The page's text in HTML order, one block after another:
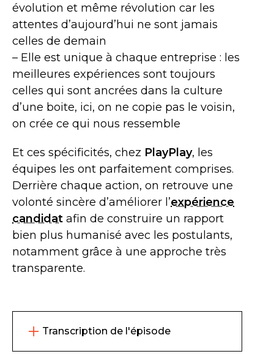
évolution et même révolution car les
attentes d’aujourd’hui ne sont jamais
celles de demain
– Elle est unique à chaque entreprise : les
meilleures expériences sont toujours
celles qui sont ancrées dans la culture
d’une boite, ici, on ne copie pas le voisin,
on crée ce qui nous ressemble
Et ces spécificités, chez PlayPlay, les
équipes les ont parfaitement comprises.
Derrière chaque action, on retrouve une
volonté sincère d’améliorer l’expérience
candidat afin de construire un rapport
bien plus humanisé avec les postulants,
notamment grâce à une approche très
transparente.
Transcription de l'épisode